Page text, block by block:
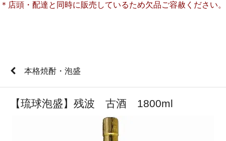
＊店頭・配達と同時に販売しているため欠品ご容赦ください。
本格焼酎・泡盛
【琉球泡盛】残波 古酒 1800ml